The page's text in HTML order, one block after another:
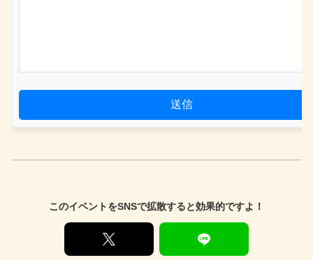
送信
このイベントをSNSで拡散すると効果的ですよ！